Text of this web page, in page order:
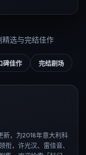
集、日剧高清等长尾
选与完结佳作
碑佳作 完结剧场
新，为2018年意大利科
衔，许光汉、雷佳音、